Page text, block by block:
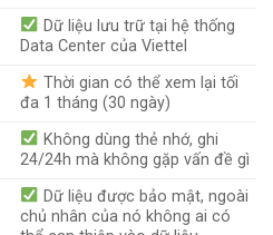
Dữ liệu lưu trữ tại hệ thống
Data Center của Viettel
Thời gian có thể xem lại tối
đa 1 tháng (30 ngày)
Không dùng thẻ nhớ, ghi
24/24h mà không gặp vấn đề gì
Dữ liệu được bảo mật, ngoài
chủ nhân của nó không ai có